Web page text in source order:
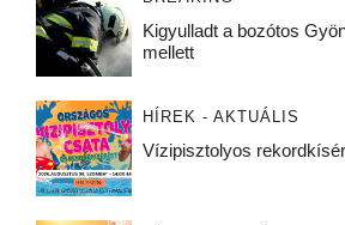
Kigyulladt a bozótos
mellett
HÍREK - AKTUÁLIS
Vízipisztolyos